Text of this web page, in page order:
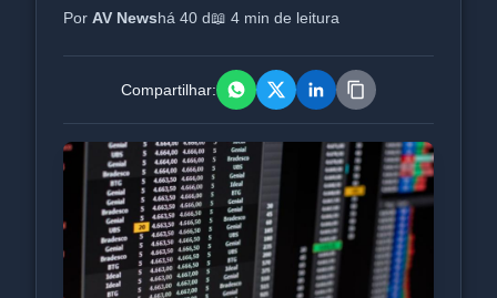
Por AV Newshá 40 d📖 4 min de leitura
Compartilhar: